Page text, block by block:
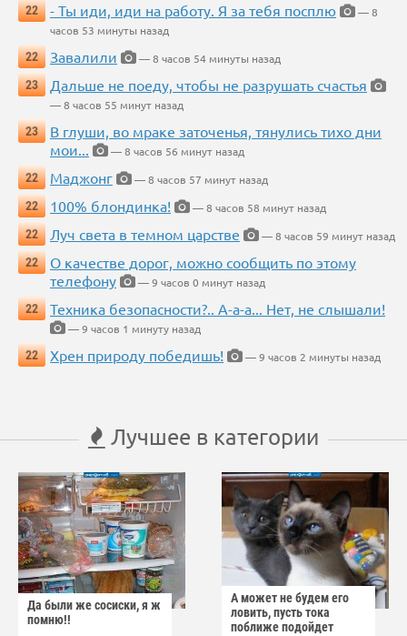
22 - Ты иди, иди на работу. Я за тебя посплю
— 8
часов 53 минуты назад
22
Завалили
— 8 часов 54 минуты назад
23
Дальше не поеду, чтобы не разрушать счастья
— 8 часов 55 минут назад
23
В глуши, во мраке заточенья, тянулись тихо дни
мои...
— 8 часов 56 минут назад
22
Маджонг
— 8 часов 57 минут назад
22
100% блондинка!
— 8 часов 58 минут назад
22
Луч света в темном царстве
— 8 часов 59 минут назад
22
О качестве дорог, можно сообщить по этому
телефону
— 9 часов 0 минут назад
22
Техника безопасности?.. А-а-а... Нет, не слышали!
— 9 часов 1 минуту назад
22
Хрен природу победишь! — 9 часов 2 минуты назад
Лучшее в категории
Да были же сосиски, я ж
помню!!
А может не будем его
ловить, пусть тока
поближе подойдет